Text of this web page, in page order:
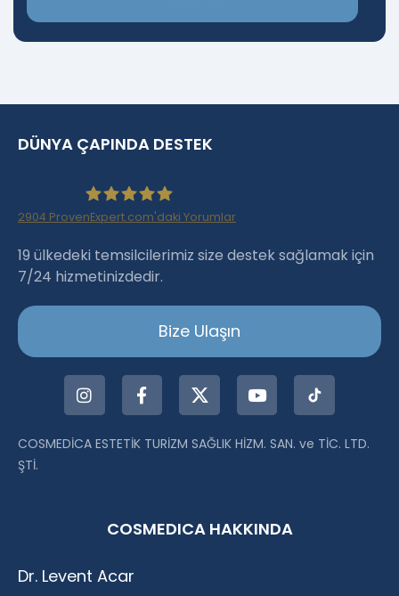
DÜNYA ÇAPINDA DESTEK
Haartransplantation Istanbul |Dr.Acar aus
2904 ProvenExpert.com'daki Yorumlar
19 ülkedeki temsilcilerimiz size destek sağlamak için
7/24 hizmetinizdedir.
Bize Ulaşın
COSMEDİCA ESTETİK TURİZM SAĞLIK HİZM. SAN. ve TİC. LTD.
ŞTİ.
COSMEDICA HAKKINDA
Dr. Levent Acar